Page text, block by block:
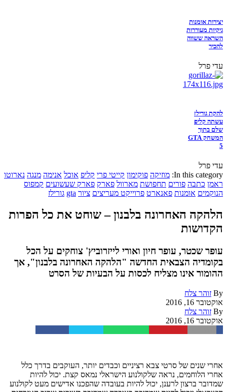
יצירות אומנות
גיקיות מעוררות
השראה ששווה
להכיר
עדי פרל
להקת גורילז
עשתה קליפ
שלם בתוך
המשחק GTA
5
עדי פרל
In this category: מוזיקה פוקימון קייטי פרי קליפ אוכל אנימה מנגה נארוטו
ראמן כתבה פורים תחפושת מארוול פארק פארק שעשועים קמפוס
הנוקמים אומנות פאנארט פרוייקט מעריצים ציור gta גורילז
הלהקה האחרונה בלבנון – שוחט את כל הפרות
הקדושות
עופר שכטר, עופר חיון ואורי לייזרוביץ' צוחקים על הכל
בקומדיה הצבאית החדשה "הלהקה האחרונה בלבנון", אך
ההומור אינו מצליח לכסות על הבעיות של הסרט
By זוהר צלח
אוקטובר 16, 2016
By זוהר צלח
אוקטובר 16, 2016
אחרי שנים של סרטי צבא רציניים וכבדים יותר, העוקבים בדרך כלל
אחרי הלוחמים, נראה שלקולנוע הישראלי נמאס קצת. יכול להיות
שמדובר ברצון לרענן, יכול להיות בעובדה שהפכנו אדישים מעט לקולנוע